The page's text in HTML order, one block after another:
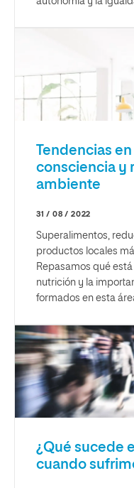
Tendencias
consciencia y
ambiente
31 / 08 / 2022
Superalimentos,
productos locales
Repasamos qué
nutrición y la
formados en esta
¿Qué sucede
cuando